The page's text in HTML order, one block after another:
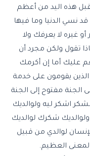
هذه اليد من أعظم
نسي الدنيا وما فيها
غيره لا يعرفك ولا
تقول ولكن مجرد أن
عليك أما إن أكرمك
يقومون على خدمة
الجنة مفتوح إلى الجنة
اشكر ليه ولوالديك
شكرك لوالديك
لوالدي من قبيل
العظيم.